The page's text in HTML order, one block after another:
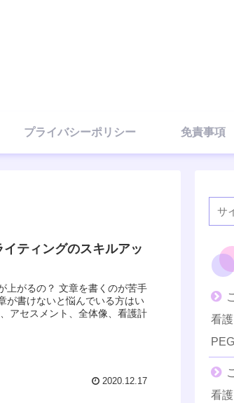
プライバシーポリシー 免責事項
イティングのスキルアッ
上がるの？ 文章を書くのが苦手
が書けないと悩んでいる方はい
アセスメント、全体像、看護計
2020.12.17
看
看